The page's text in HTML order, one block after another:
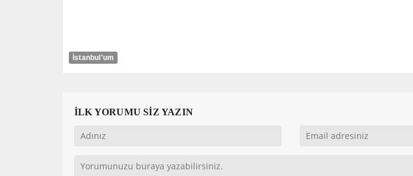
İstanbul'um
İLK YORUMU SİZ YAZIN